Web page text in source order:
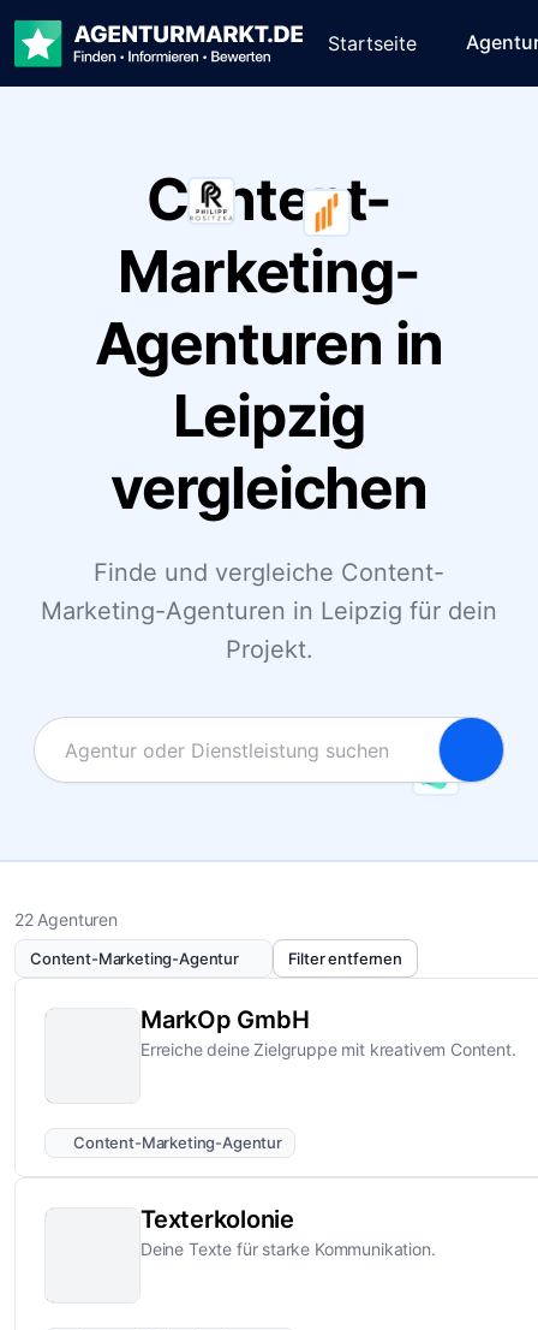
Startseite
Content-
Marketing-
Agenturen in
Leipzig
vergleichen
Finde und vergleiche Content-
Marketing-Agenturen in Leipzig für dein
Projekt.
22 Agenturen
Content-Marketing-Agentur Filter entfernen
MarkOp GmbH
Erreiche deine Zielgruppe mit kreativem Content.
Content-Marketing-Agentur
Texterkolonie
Deine Texte für starke Kommunikation.